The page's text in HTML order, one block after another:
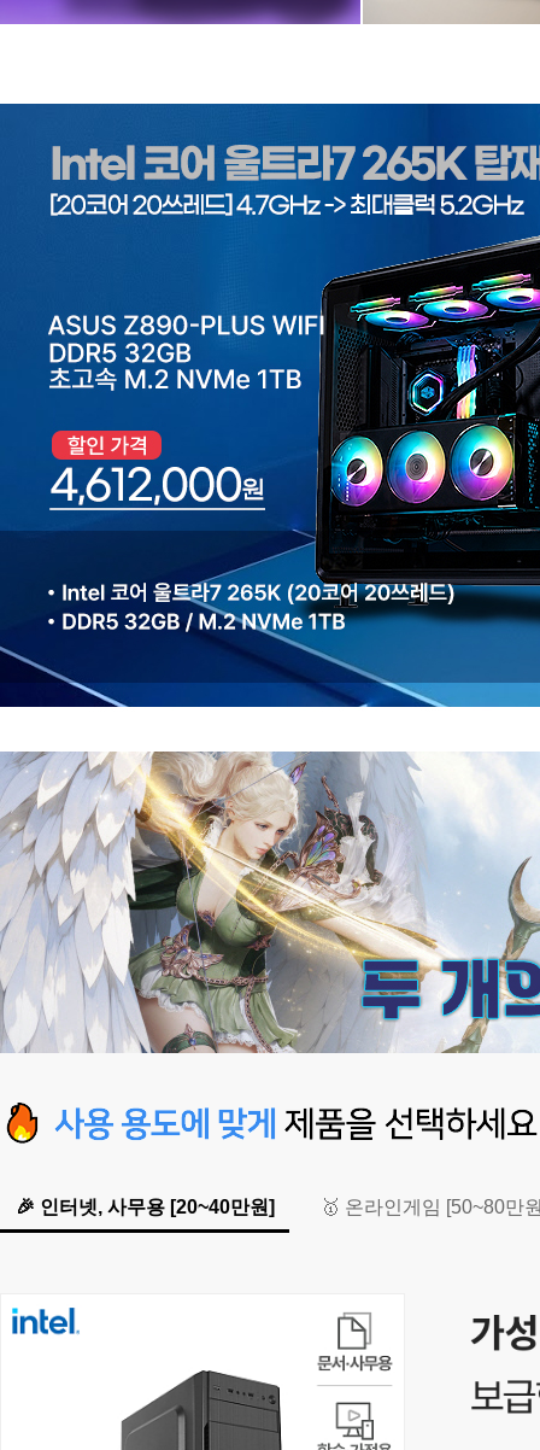
🎉 인터넷, 사무용 [20~40만원] 🥇 온라인게임 [50~80만